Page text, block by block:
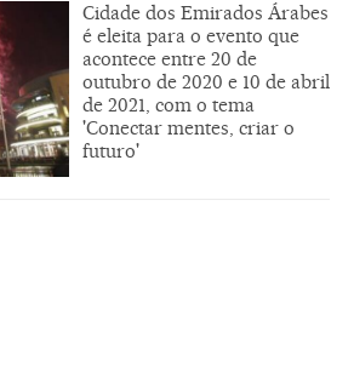
Cidade dos Emirados Árabes
é eleita para o evento que
acontece entre 20 de
outubro de 2020 e 10 de abril
de 2021, com o tema
'Conectar mentes, criar o
futuro'